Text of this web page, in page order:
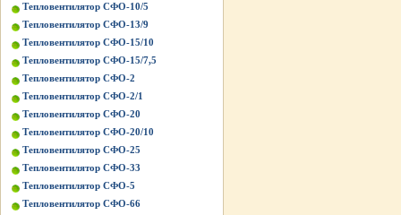
Тепловентилятор СФО-10/5
Тепловентилятор СФО-13/9
Тепловентилятор СФО-15/10
Тепловентилятор СФО-15/7,5
Тепловентилятор СФО-2
Тепловентилятор СФО-2/1
Тепловентилятор СФО-20
Тепловентилятор СФО-20/10
Тепловентилятор СФО-25
Тепловентилятор СФО-33
Тепловентилятор СФО-5
Тепловентилятор СФО-66